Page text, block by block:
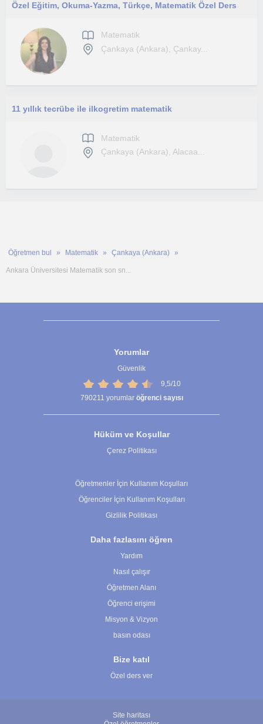
Özel Eğitim, Okuma-Yazma, Türkçe, Matematik Özel Ders
Matematik
Çankaya (Ankara), Çankay...
11 yıllık tecrübe ile ilkogretim matematik
Matematik
Çankaya (Ankara), Alacaa...
Öğretmen bul Matematik Çankaya (Ankara)
Ankara Üniversitesi Matematik son sn...
Yorumlar
Güvenlik
9,5/10
790211 yorumlar öğrenci sayısı
Hüküm ve Koşullar
Çerez Politikası
Öğretmenler İçin Kullanım Koşulları
Öğrenciler İçin Kullanım Koşulları
Gizlilik Politikası
Daha fazlasını öğren
Yardım
Nasıl çalışır
Öğretmen Alanı
Öğrenci erişimi
Misyon & Vizyon
basın odası
Bize katıl
Özel ders ver
Site haritası